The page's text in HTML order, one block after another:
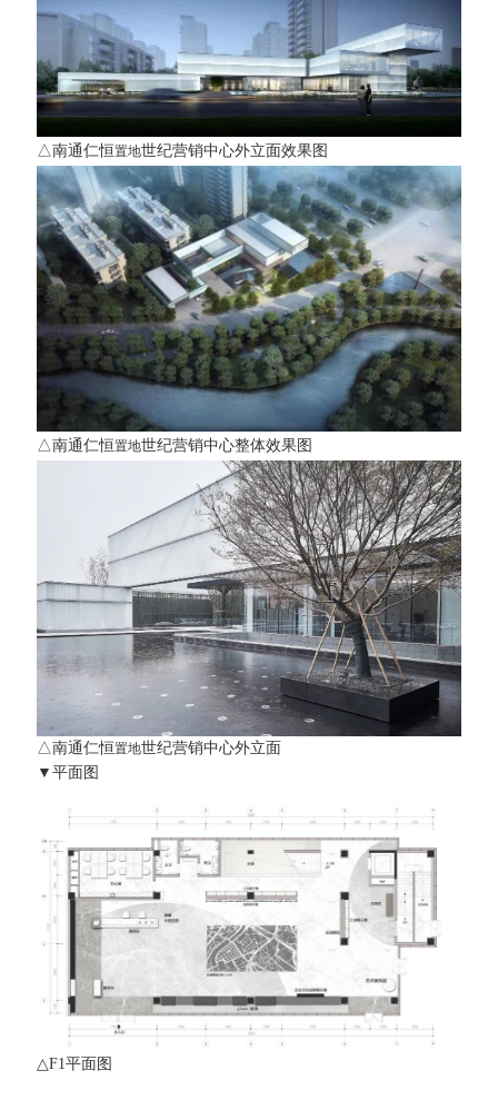
△南通仁恒置地世纪营销中心外立面效果图
△南通仁恒置地世纪营销中心整体效果图
△南通仁恒置地世纪营销中心外立面
▼平面图
△F1平面图